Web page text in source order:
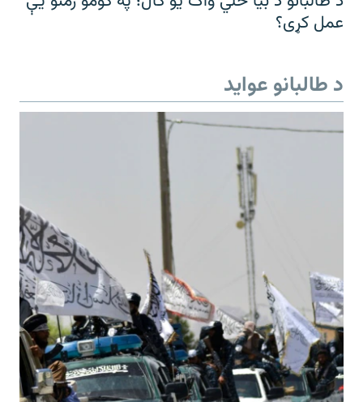
عمل کړی؟
د طالبانو عواید